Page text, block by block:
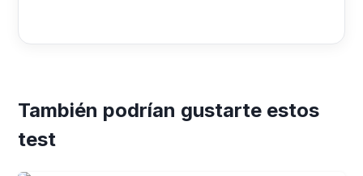
También podrían gustarte estos
test